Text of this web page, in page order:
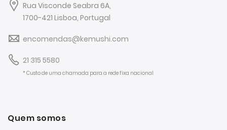
Rua Visconde Seabra 6A,
1700-421 Lisboa, Portugal
encomendas@kemushi.com
21 315 5580
* Custo de uma chamada para a rede fixa nacional
Quem somos